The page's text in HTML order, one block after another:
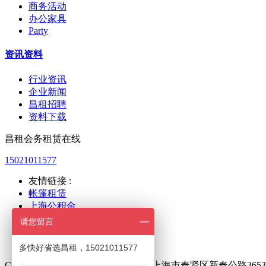
商务活动
办公家具
Party
资讯资料
行业资讯
企业新闻
昌租招聘
资料下载
昌租会务租赁在线
15021011577
友情链接 :
帐篷租赁
上海公积金
上海人力
世博展览
请您留言
多快好省选昌租，15021011577